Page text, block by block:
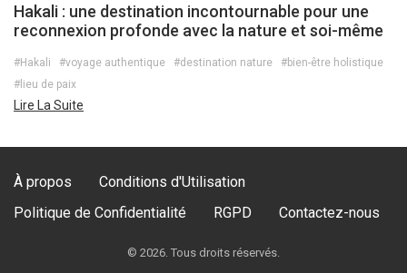
Hakali : une destination incontournable pour une
reconnexion profonde avec la nature et soi-même
#Hakali #voyage authentique #destination nature
#bien-être holistique
#lieu de paix
Lire La Suite
À propos
Conditions d'Utilisation
Politique de Confidentialité
RGPD Contactez-nous
© 2026. Tous droits réservés.